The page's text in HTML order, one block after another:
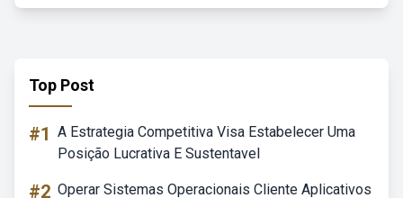
Top Post
#1 A Estrategia Competitiva Visa Estabelecer Uma
Posição Lucrativa E Sustentavel
#2 Operar Sistemas Operacionais Cliente Aplicativos